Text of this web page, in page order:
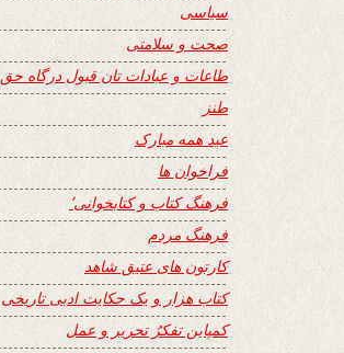
سیاسی
صحت و سلامتی
طاعات و عبادات تان قبول درگاه حق
طنز
عید همه مبارک
فراخوان ها
فرهنگ کتاب و کتابخوانی٬
فرهنگ مردم
کارتون های عتیق شاهد
کتاب هزار و یک حکایت ادبی تاریخی
کمپاین تفکرُ تحریر و عمل